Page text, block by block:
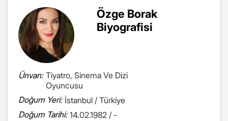
Özge Borak
Biyografisi
Ünvan: Tiyatro, Sinema Ve Dizi
Oyuncusu
Doğum Yeri: İstanbul / Türkiye
Doğum Tarihi: 14.02.1982 / -